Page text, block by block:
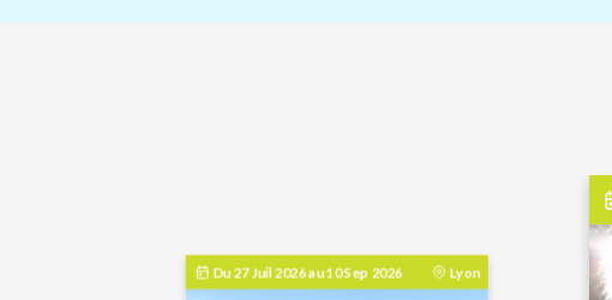
Du 27 Juil 2026au10 Sep 2026 Lyon